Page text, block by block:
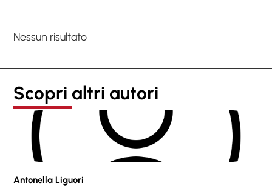
Nessun risultato
Scopri altri autori
Antonella Liguori